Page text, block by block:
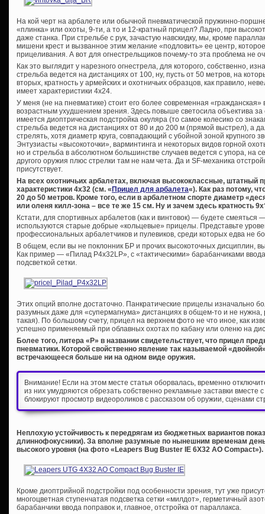
На кой черт на арбалете или обычной пневматической пружинно-
«плинка» или охоты, 9-ти, а то и 12-кратный прицел? Ладно, при
даже станка. При стрельбе с рук, зачастую навскидку, мы, кроме
мишени крест и вызванное этим желание «подловить» ее центр,
прицеливания. А вот для огнестрельщиков почему-то эта проблема не
Как это выглядит у нарезного огнестрела, для которого, собственно,
стрельба ведется на дистанциях от 100, ну, пусть от 50 метров, на
вторых, кратность у армейских и охотничьих образцов, как правило,
имеет характеристики 4х24.
У меня (не на пневматике) стоит его более современная
возрастным ухудшением зрения. Здесь повыше светосила объектива
имеется диоптрическая подстройка окуляра (то самое колесико со
стрельба ведется на дистанциях от 80 и до 200 м (прямой выстрел), а
стрелять, хотя диаметр круга, совпадающий с убойной зоной крупного
Энтузиасты «высокоточки», варминтинга и некоторых видов горной
но и стрельба в абсолютном большинстве случаев ведется с упора, на
другого оружия плюс стрелки там не нам чета. Да и SF-механика
присутствует.
На всех охотничьих арбалетах, включая высококлассные, штатный
характеристики 4х32 (см. «Прицел для арбалета«). Как раз потому,
20 до 50 метров. Кроме того, если в арбалетном спорте диаметр
или оленя килл-зона – все те же 15 см. Ну и зачем здесь кратность
Кстати, для спортивных арбалетов (как и винтовок) — будете
используются старые добрые «кольцевые» прицелы. Представьте
профессиональных арбалетчиков и пулевиков, среди которых едва не
В общем, если вы не поклонник БР и прочих высокоточных дисциплин,
Как пример — «Пилад P4x32LP», с «тактическими» барабанчиками
подсветкой сетки.
Этих опций вполне достаточно. Панкратические прицелы изначально
разумных даже для «супермагнума» дистанциях в общем-то и не нужна,
такая). По большому счету, прицел на верхнем фото не что иное, как
успешно применяемый при облавных охотах по кабану или оленю на
Более того, литера «P» в названии свидетельствует, что прицел
пневматики. Которой свойственно явление так называемой
встречающееся больше ни на одном виде оружия.
Внимание! Если на этом месте статья оборвалась, временно
из них умудряются обрезать собственно рекламные заставки вместе
блокируют просмотр видеороликов с рассказом об оружии, сценами
Неплохую устойчивость к передрягам из бюджетных вариантов
длиннофокусники). За вполне разумные по нынешним временам
высокого уровня (на фото «Leapers Bug Buster IE 6X32 AO Compact»).
Кроме диоптрийной подстройки под особенности зрения, тут уже
многоцветная ступенчатая подсветка сетки «милдот», герметичный
барабанчики ввода поправок и, главное, отстройка от параллакса.